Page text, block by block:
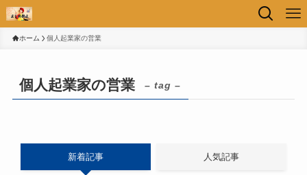
ホーム 個人起業家の営業
個人起業家の営業 – tag –
新着記事 人気記事